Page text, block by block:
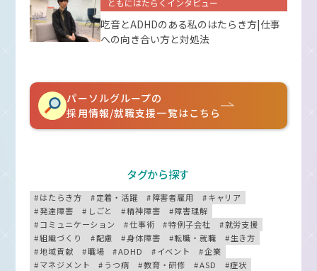
吃音とADHDのある私のはたらき方|仕事
への向き合い方と対処法
パーソルグループの
採用情報/就職支援一覧はこちら
タグから探す
はたらき方 定着・活躍 障害者雇用
キャリア
発達障害
しごと 精神障害
障害理解
コミュニケーション
仕事術 特例子会社
就労支援
組織づくり
配慮 身体障害 転職・就職
生き方
地域貢献
職場 ADHD イベント
企業
マネジメント
うつ病 教育・研修 ASD
症状